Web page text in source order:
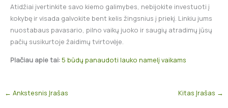
Atidžiai įvertinkite savo kiemo galimybes, nebijokite investuoti į
kokybę ir visada galvokite bent kelis žingsnius į priekį. Linkiu jums
nuostabaus pavasario, pilno vaikų juoko ir saugių atradimų jūsų
pačių susikurtoje žaidimų tvirtovėje.
Plačiau apie tai:5 būdų panaudoti lauko namelį vaikams
← Ankstesnis Įrašas Kitas Įrašas →